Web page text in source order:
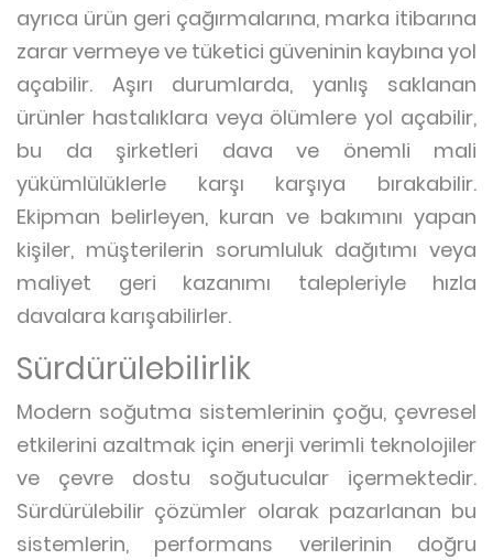
ayrıca ürün geri çağırmalarına, marka itibarına
zarar vermeye ve tüketici güveninin kaybına yol
açabilir. Aşırı durumlarda, yanlış saklanan
ürünler hastalıklara veya ölümlere yol açabilir,
bu da şirketleri dava ve önemli mali
yükümlülüklerle karşı karşıya bırakabilir.
Ekipman belirleyen, kuran ve bakımını yapan
kişiler, müşterilerin sorumluluk dağıtımı veya
maliyet geri kazanımı talepleriyle hızla
davalara karışabilirler.
Sürdürülebilirlik
Modern soğutma sistemlerinin çoğu, çevresel
etkilerini azaltmak için enerji verimli teknolojiler
ve çevre dostu soğutucular içermektedir.
Sürdürülebilir çözümler olarak pazarlanan bu
sistemlerin, performans verilerinin doğru